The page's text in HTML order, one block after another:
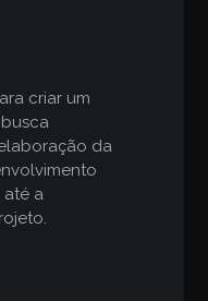
criar um
da
a